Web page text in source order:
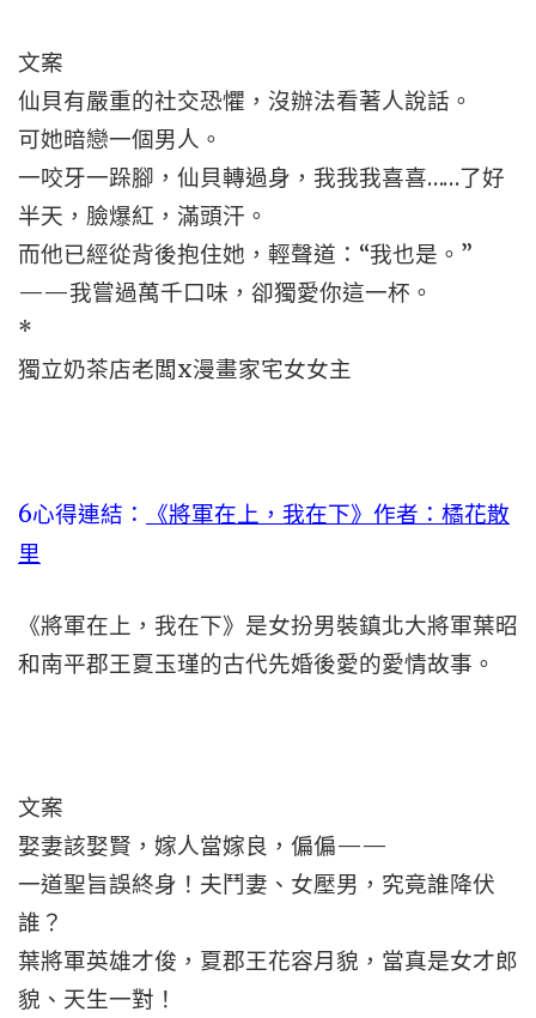
文案
仙貝有嚴重的社交恐懼，沒辦法看著人說話。
可她暗戀一個男人。
一咬牙一跺腳，仙貝轉過身，我我我喜喜……了好
半天，臉爆紅，滿頭汗。
而他已經從背後抱住她，輕聲道：“我也是。”
——我嘗過萬千口味，卻獨愛你這一杯。
*
獨立奶茶店老闆x漫畫家宅女女主
6心得連結：
《將軍在上，我在下》作者：橘花散
里
《將軍在上，我在下》是女扮男裝鎮北大將軍葉昭
和南平郡王夏玉瑾的古代先婚後愛的愛情故事。
文案
娶妻該娶賢，嫁人當嫁良，偏偏——
一道聖旨誤終身！夫鬥妻、女壓男，究竟誰降伏
誰？
葉將軍英雄才俊，夏郡王花容月貌，當真是女才郎
貌、天生一對！